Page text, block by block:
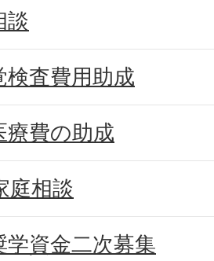
談
検査費用助成
療費の助成
庭相談
学資金二次募集